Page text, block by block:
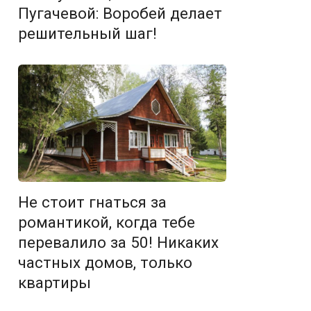
Пугачевой: Воробей делает
решительный шаг!
Не стоит гнаться за
романтикой, когда тебе
перевалило за 50! Никаких
частных домов, только
квартиры